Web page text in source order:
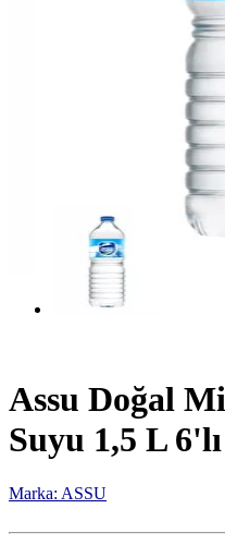
Assu Doğal
Suyu 1,5 L 6'lı
Marka: ASSU